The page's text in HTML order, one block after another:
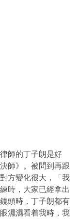
師的丁子朗是好
師》。被問到再跟
方變化很大，「我
時，大家已經拿出
頭時，丁子朗都有
濕濕看着我時，我